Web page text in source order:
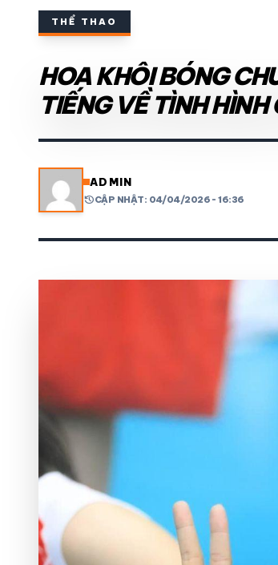
THỂ THAO TRONG NƯỚC
THỂ THAO
LỊCH THI ĐẤU
THỂ THAO
HOA KHÔI BÓNG
TIẾNG VỀ TÌNH
ADMIN
historyCẬP NHẬT: 04/04/2026 - 16:36